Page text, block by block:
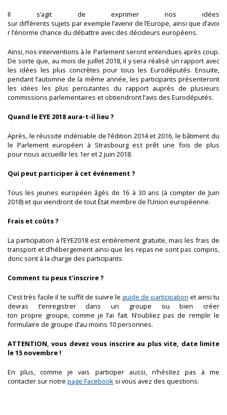
Il s’agit de exprimer nos idées
sur différents sujets par exemple l’avenir de l’Europe, ainsi que d’avoi
r l’énorme chance du débattre avec des décideurs européens.
Ainsi, nos interventions à le Parlement seront entendues après coup.
De sorte que, au mois de juillet 2018, il y sera réalisé un rapport avec
les idées les plus concrètes pour tous les Eurodéputés. Ensuite,
pendant l’automne de la même année, les participants présenteront
les idées les plus percutantes du rapport auprès de plusieurs
commissions parlementaires et obtiendront l’avis des Eurodéputés.
Quand le EYE 2018 aura-t-il lieu ?
Après, le réussite indéniable de l’édition 2014 et 2016, le bâtiment du
le Parlement européen à Strasbourg est prêt une fois de plus
pour nous accueillir les 1er et 2juin 2018.
Qui peut participer à cet événement ?
Tous les jeunes européen âgés de 16 à 30 ans (à compter de Juin
2018) et qui viendront de tout État membre de l’Union européenne.
Frais et coûts ?
La participation à l’EYE2018 est entièrement gratuite, mais les frais de
transport et d’hébergement ainsi que les repas ne sont pas compris,
donc sont à la charge des participants.
Comment tu peux t’inscrire ?
C’est très facile il te suffit de suivre le guide de participation et ainsi tu
devras t’enregistrer dans un groupe ou bien créer
ton propre groupe, comme je l’ai fait. N’oubliez pas de remplir le
formulaire de groupe d’au moins 10 personnes.
ATTENTION, vous devez vous inscrire au plus vite, date limite
le 15 novembre !
En plus, comme je vais participer aussi, n’hésitez pas à me
contacter sur notre page Facebook si vous avez des questions.